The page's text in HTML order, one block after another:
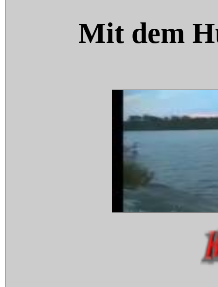
Mit dem